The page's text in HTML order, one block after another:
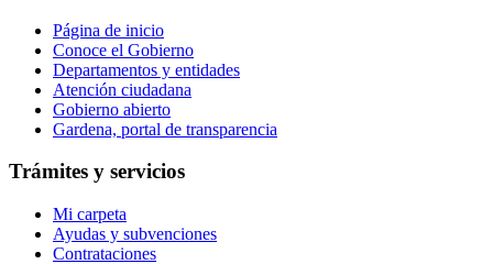
Página de inicio
Conoce el Gobierno
Departamentos y entidades
Atención ciudadana
Gobierno abierto
Gardena, portal de transparencia
Trámites y servicios
Mi carpeta
Ayudas y subvenciones
Contrataciones